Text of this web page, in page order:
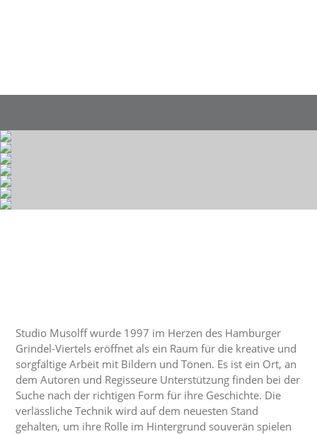
Studio Musolff wurde 1997 im Herzen des Hamburger
Grindel-Viertels eröffnet als ein Raum für die kreative und
sorgfältige Arbeit mit Bildern und Tönen. Es ist ein Ort, an
dem Autoren und Regisseure Unterstützung finden bei der
Suche nach der richtigen Form für ihre Geschichte. Die
verlässliche Technik wird auf dem neuesten Stand
gehalten, um ihre Rolle im Hintergrund souverän spielen